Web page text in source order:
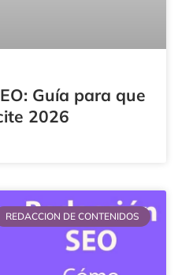
Guía para que
2026
REDACCION DE CONTENIDOS